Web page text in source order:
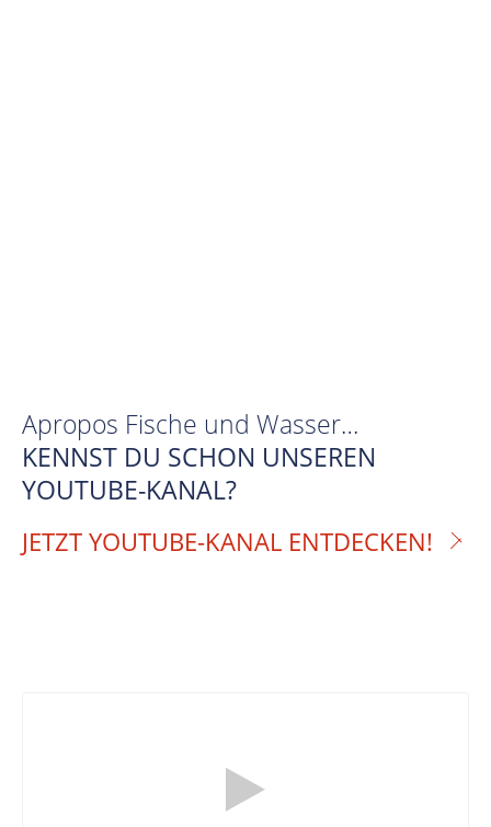
Apropos Fische und Wasser…
KENNST DU SCHON UNSEREN
YOUTUBE-KANAL?
JETZT YOUTUBE-KANAL ENTDECKEN!